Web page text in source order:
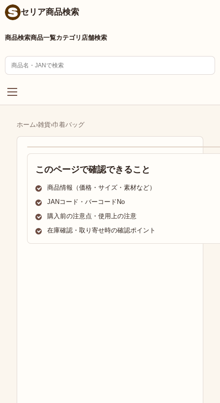
セリア商品検索
商品検索商品一覧カテゴリ 店舗検索
ホーム›雑貨›巾着バッグ
このページで確認できること
商品情報（価格・サイズ・素材など）
JANコード・バーコードNo
購入前の注意点・使用上の注意
在庫確認・取り寄せ時の確認ポイント